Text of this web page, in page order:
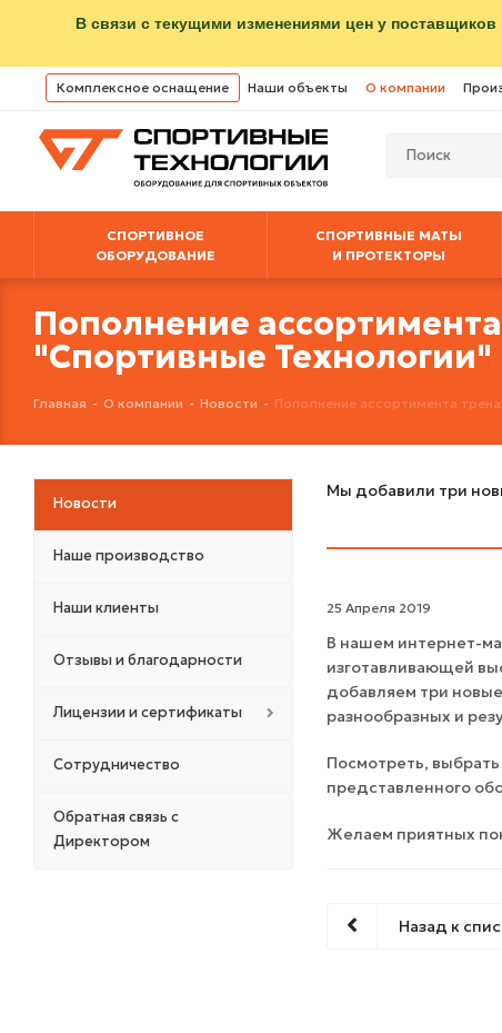
В связи с текущими изменениями цен у
Комплексное оснащение Наши объекты О компании
СПОРТИВНОЕ
ОБОРУДОВАНИЕ
СПОРТИВНЫЕ МАТЫ
И ПРОТЕКТОРЫ
Пополнение
"Спортивные Технологии"
Главная - О компании - Новости - Пополнение ассортимента
Мы добавили три
25 Апреля 2019
В нашем интернет-
изготавливающей
добавляем три новые
разнообразных и
Посмотреть,
представленного
Желаем приятных
Назад к
Новости
Наше производство
Наши клиенты
Отзывы и благодарности
Лицензии и сертификаты
Сотрудничество
Обратная связь с
Директором